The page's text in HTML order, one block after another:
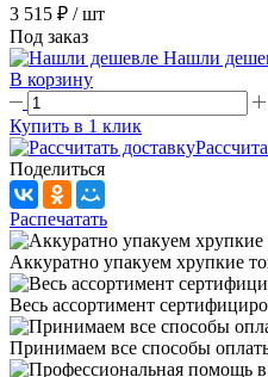
3 515 ₽ / шт
Под заказ
Нашли
В корзину
Купить в 1 клик
Поделиться
Распечатать
Аккуратно упакуем хрупкие
Весь ассортимент
Принимаем все способы